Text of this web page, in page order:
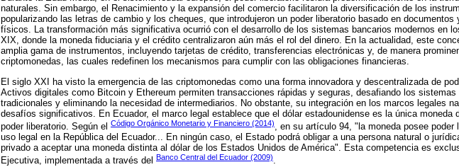
naturales. Sin embargo, el Renacimiento y la expansión del comercio facilitaron la diversificación de los
popularizando las letras de cambio y los cheques, que introdujeron un poder liberatorio basado en documentos
físicos. La transformación más significativa ocurrió con el desarrollo de los sistemas bancarios modernos en
XIX, donde la moneda fiduciaria y el crédito centralizaron aún más el rol del dinero. En la actualidad, este
amplia gama de instrumentos, incluyendo tarjetas de crédito, transferencias electrónicas y, de manera
criptomonedas, las cuales redefinen los mecanismos para cumplir con las obligaciones financieras.
El siglo XXI ha visto la emergencia de las criptomonedas como una forma innovadora y descentralizada de
Activos digitales como Bitcoin y Ethereum permiten transacciones rápidas y seguras, desafiando los sistemas
tradicionales y eliminando la necesidad de intermediarios. No obstante, su integración en los marcos legales
desafíos significativos. En Ecuador, el marco legal establece que el dólar estadounidense es la única moneda
poder liberatorio. Según el Código Orgánico Monetario y Financiero (2014), en su artículo 94, "la moneda posee poder
uso legal en la República del Ecuador... En ningún caso, el Estado podrá obligar a una persona natural o
privado a aceptar una moneda distinta al dólar de los Estados Unidos de América". Esta competencia es
Ejecutiva, implementada a través del Banco Central del Ecuador (2009).